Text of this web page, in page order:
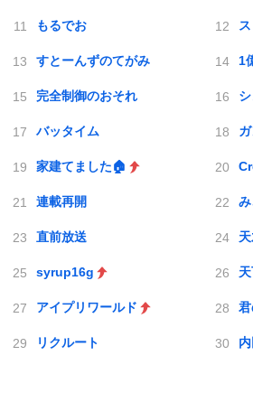
もるでお
すとーんずのてがみ 1
完全制御のおそれ
バッタイム
家建てました🏠
連載再開
直前放送
syrup16g
アイプリワールド
リクルート